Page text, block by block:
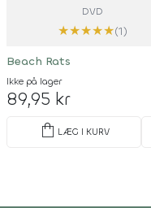
DVD
★★★★★(1)
Beach Rats
Ikke på lager
89,95 kr
shopping_bag LÆG I KURV